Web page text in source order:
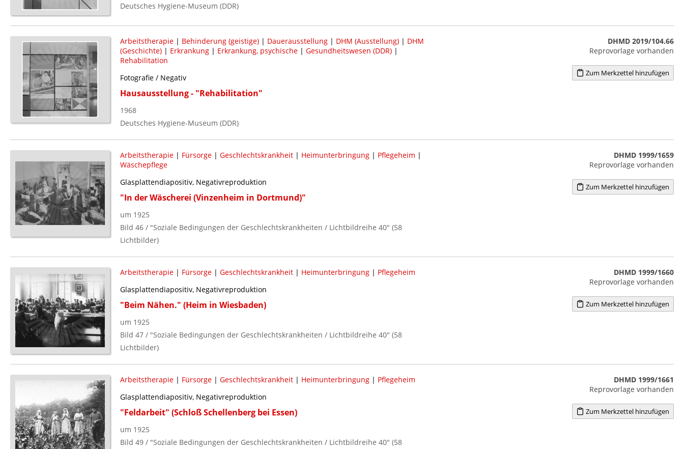
Deutsches Hygiene-Museum (DDR)
Arbeitstherapie| Behinderung (geistige)| Dauerausstellung| DHM (Ausstellung)| DHM
(Geschichte)| Erkrankung| Erkrankung, psychische| Gesundheitswesen (DDR)|
Rehabilitation
Fotografie / Negativ
Hausausstellung - "Rehabilitation"
1968
Deutsches Hygiene-Museum (DDR)
DHMD 2019/104.66
Reprovorlage vorhanden
Zum Merkzettel hinzufügen
Arbeitstherapie| Fürsorge| Geschlechtskrankheit| Heimunterbringung| Pflegeheim |
Wäschepflege
Glasplattendiapositiv, Negativreproduktion
"In der Wäscherei (Vinzenheim in Dortmund)"
um 1925
Bild 46 / "Soziale Bedingungen der Geschlechtskrankheiten / Lichtbildreihe 40" (58
Lichtbilder)
DHMD 1999/1659
Reprovorlage vorhanden
Zum Merkzettel hinzufügen
Arbeitstherapie| Fürsorge| Geschlechtskrankheit| Heimunterbringung| Pflegeheim
Glasplattendiapositiv, Negativreproduktion
"Beim Nähen." (Heim in Wiesbaden)
um 1925
Bild 47 / "Soziale Bedingungen der Geschlechtskrankheiten / Lichtbildreihe 40" (58
Lichtbilder)
DHMD 1999/1660
Reprovorlage vorhanden
Zum Merkzettel hinzufügen
Arbeitstherapie| Fürsorge| Geschlechtskrankheit| Heimunterbringung| Pflegeheim
Glasplattendiapositiv, Negativreproduktion
"Feldarbeit" (Schloß Schellenberg bei Essen)
um 1925
Bild 49 / "Soziale Bedingungen der Geschlechtskrankheiten / Lichtbildreihe 40" (58
DHMD 1999/1661
Reprovorlage vorhanden
Zum Merkzettel hinzufügen